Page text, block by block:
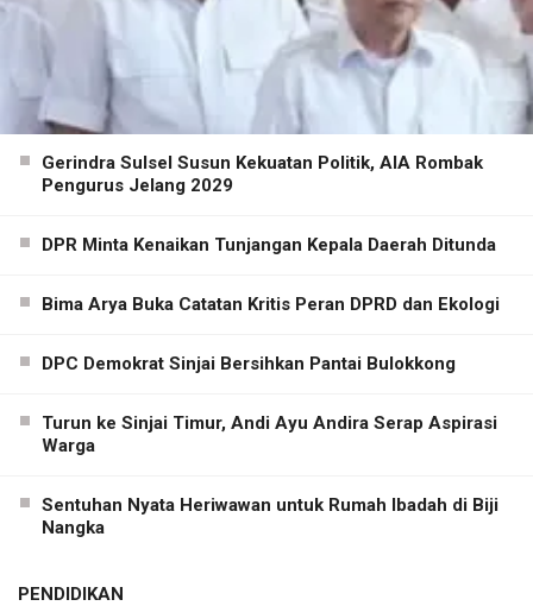
Gerindra Sulsel Susun Kekuatan Politik, AIA Rombak
Pengurus Jelang 2029
DPR Minta Kenaikan Tunjangan Kepala Daerah Ditunda
Bima Arya Buka Catatan Kritis Peran DPRD dan Ekologi
DPC Demokrat Sinjai Bersihkan Pantai Bulokkong
Turun ke Sinjai Timur, Andi Ayu Andira Serap Aspirasi
Warga
Sentuhan Nyata Heriwawan untuk Rumah Ibadah di Biji
Nangka
PENDIDIKAN